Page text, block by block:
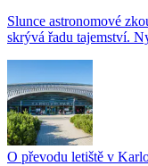
Slunce astronomové
skrývá řadu tajemství.
O převodu letiště v